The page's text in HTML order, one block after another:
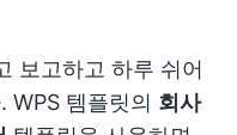
보고하고 하루 쉬어
WPS 템플릿의 회사